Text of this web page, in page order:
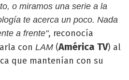
o miramos una serie a la
te acerca un poco. Nada
a frente", reconocía
con LAM (América TV) al
que mantenían con su